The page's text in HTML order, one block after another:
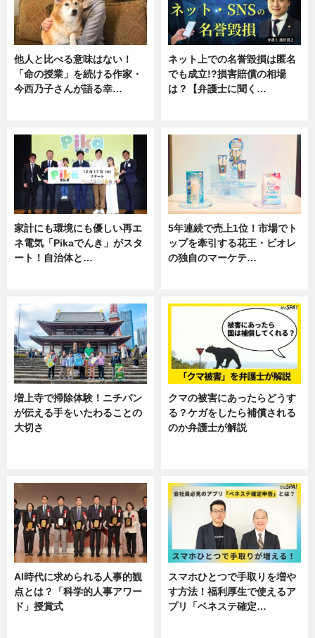
他人と比べる意味はない！
「命の授業」を続ける作家・
今西乃子さんが語る幸…
ネット上での名誉毀損は匿名
でも成立!?損害賠償の相場
は？【弁護士に聞く…
家計にも環境にも優しい再エ
ネ電気「Pikaでんき」がスタ
ート！自治体と…
5年連続で売上1位！市場でト
ップを牽引する花王・ビオレ
の独自のマーケテ…
増上寺で掃除体験！ニチバン
が伝える手をいたわることの
大切さ
クマの被害にあったらどうす
る？ケガをしたら補償される
のか弁護士が解説
AI時代に求められる人事的観
点とは？「科学的人事アワー
ド」授賞式
スマホひとつで手取りを増や
す方法！福利厚生で使えるア
プリ「ベネステ確定…